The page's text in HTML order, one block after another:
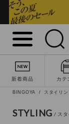
新着商品 カテ
BINGOYA スタイリ
STYLING